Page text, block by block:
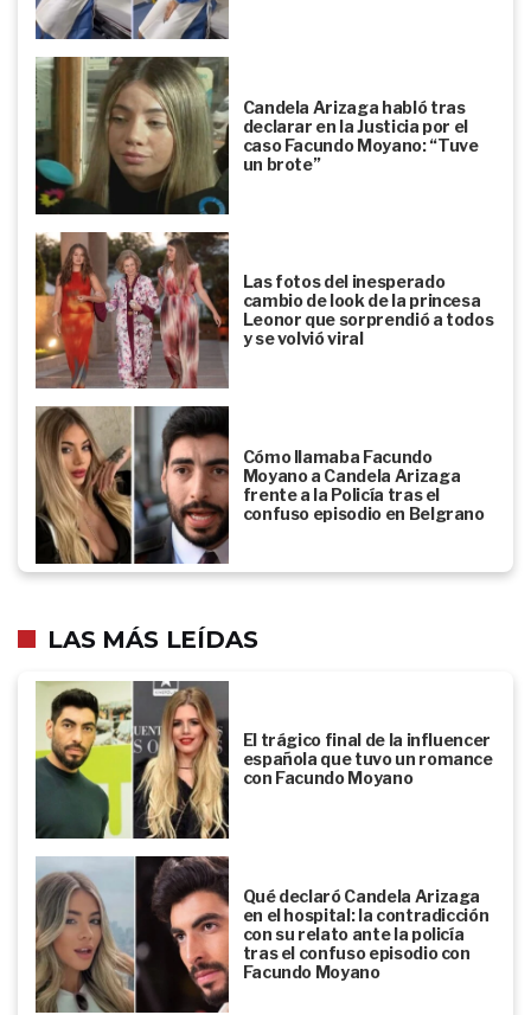
Candela Arizaga habló tras
declarar en la Justicia por el
caso Facundo Moyano: “Tuve
un brote”
Las fotos del inesperado
cambio de look de la princesa
Leonor que sorprendió a todos
y se volvió viral
Cómo llamaba Facundo
Moyano a Candela Arizaga
frente a la Policía tras el
confuso episodio en Belgrano
LAS MÁS LEÍDAS
El trágico final de la influencer
española que tuvo un romance
con Facundo Moyano
Qué declaró Candela Arizaga
en el hospital: la contradicción
con su relato ante la policía
tras el confuso episodio con
Facundo Moyano